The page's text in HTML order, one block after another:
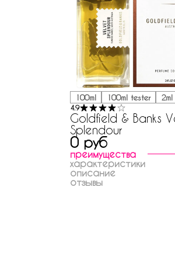
100ml 100ml tester
4.9
Goldfield & Banks
Splendour
0 руб
преимущества
характеристики
описание
отзывы